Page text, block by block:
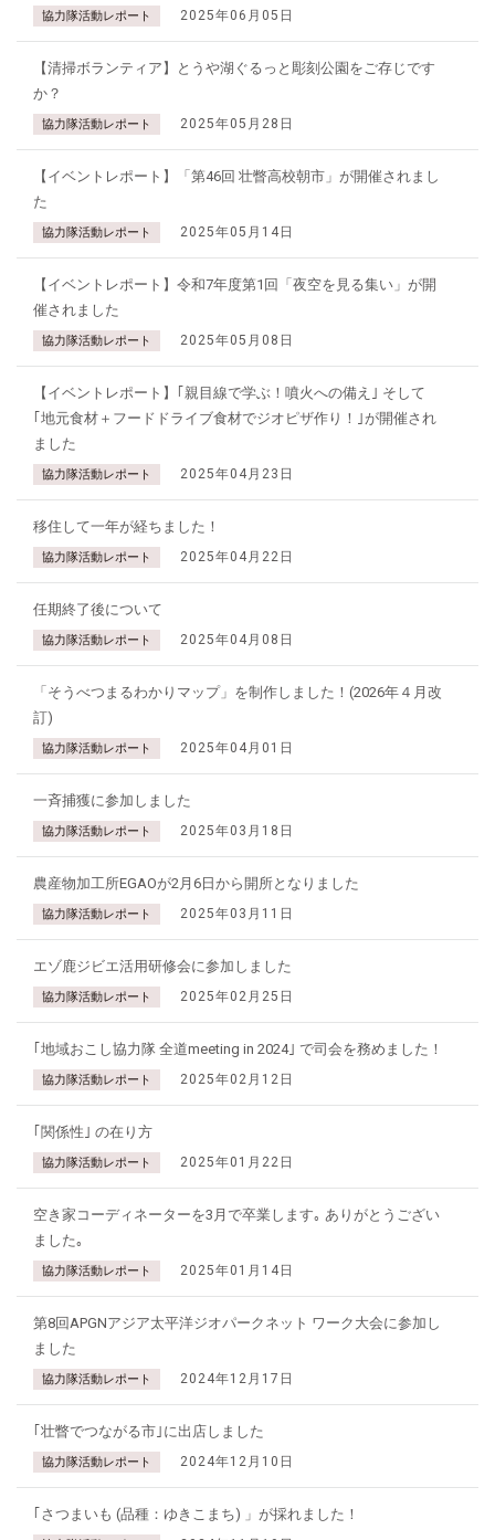
協力隊活動レポート 2025年06月05日
【清掃ボランティア】とうや湖ぐるっと彫刻公園をご存じです
か？
協力隊活動レポート 2025年05月28日
【イベントレポート】「第46回 壮瞥高校朝市」が開催されまし
た
協力隊活動レポート 2025年05月14日
【イベントレポート】令和7年度第1回「夜空を見る集い」が開
催されました
協力隊活動レポート 2025年05月08日
【イベントレポート】｢親目線で学ぶ！噴火への備え｣ そして
｢地元食材＋フードドライブ食材でジオピザ作り！｣が開催され
ました
協力隊活動レポート 2025年04月23日
移住して一年が経ちました！
協力隊活動レポート 2025年04月22日
任期終了後について
協力隊活動レポート 2025年04月08日
「そうべつまるわかりマップ」を制作しました！(2026年４月改
訂)
協力隊活動レポート 2025年04月01日
一斉捕獲に参加しました
協力隊活動レポート 2025年03月18日
農産物加工所EGAOが2月6日から開所となりました
協力隊活動レポート 2025年03月11日
エゾ鹿ジビエ活用研修会に参加しました
協力隊活動レポート 2025年02月25日
｢地域おこし協力隊 全道meeting in 2024｣ で司会を務めました！
協力隊活動レポート 2025年02月12日
｢関係性｣ の在り方
協力隊活動レポート 2025年01月22日
空き家コーディネーターを3月で卒業します｡ ありがとうござい
ました｡
協力隊活動レポート 2025年01月14日
第8回APGNアジア太平洋ジオパークネット ワーク大会に参加し
ました
協力隊活動レポート 2024年12月17日
｢壮瞥でつながる市｣に出店しました
協力隊活動レポート 2024年12月10日
｢さつまいも (品種：ゆきこまち) 」が採れました！